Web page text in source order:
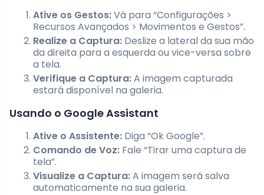
Ative os Gestos:Vá para “Configurações >
Recursos Avançados > Movimentos e Gestos”.
Realize a Captura: Deslize a lateral da sua mão
da direita para a esquerda ou vice-versa sobre
a tela.
Verifique a Captura:A imagem capturada
estará disponível na galeria.
Usando o Google Assistant
Ative o Assistente: Diga “Ok Google”.
Comando de Voz: Fale “Tirar uma captura de
tela”.
Visualize a Captura:A imagem será salva
automaticamente na sua galeria.